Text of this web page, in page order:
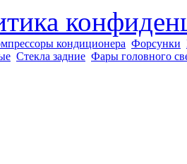
кондиционера Форсунки
Стекла задние Фары головного